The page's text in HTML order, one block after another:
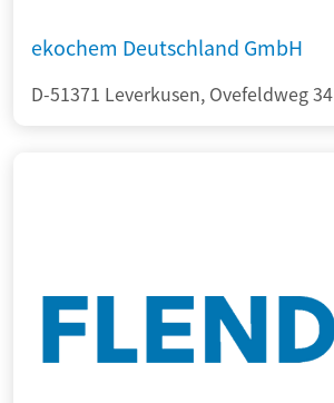
ekochem Deutschland GmbH
D-51371 Leverkusen, Ovefeldweg 34